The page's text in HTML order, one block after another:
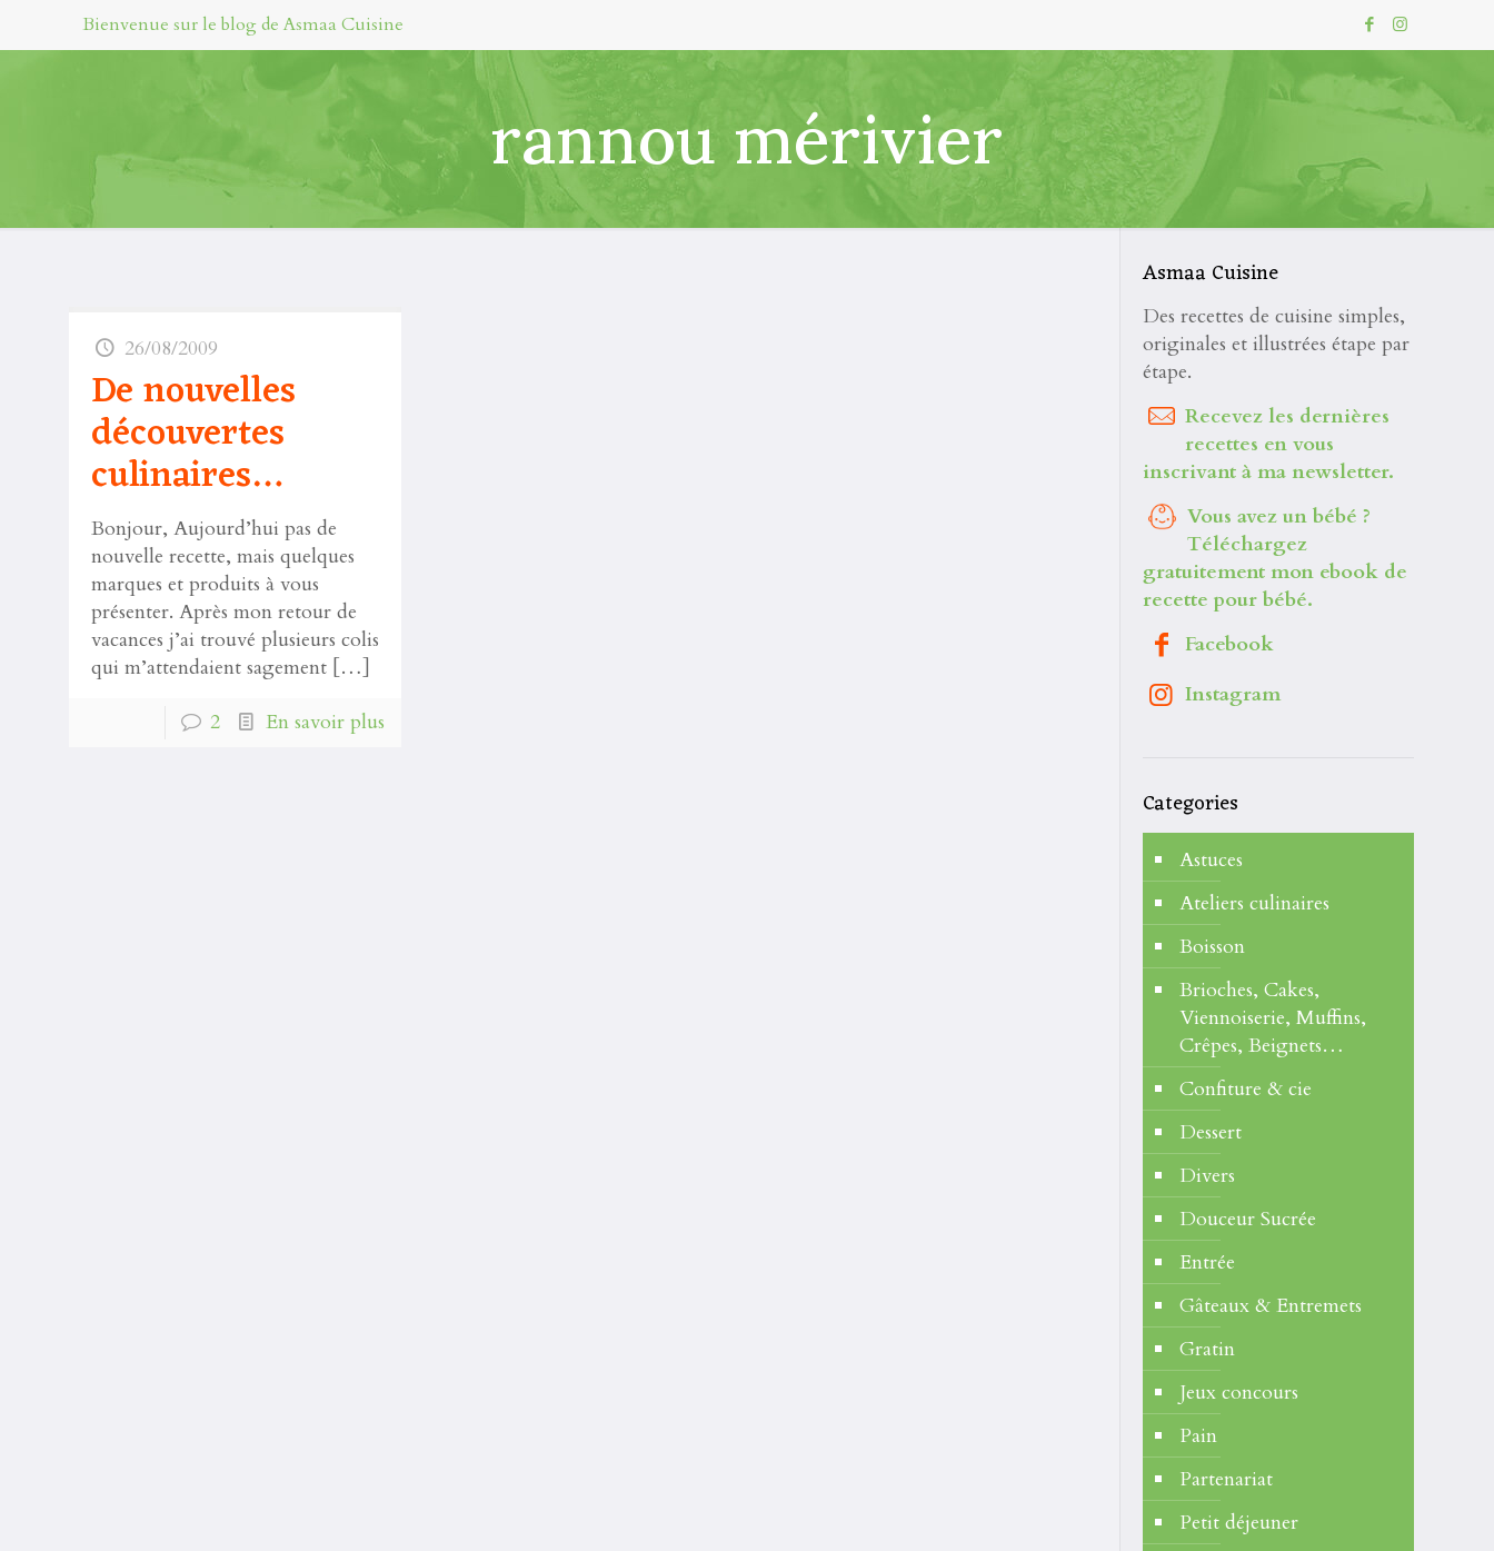
Bienvenue sur le blog de Asmaa Cuisine
rannou mérivier
26/08/2009
De nouvelles
découvertes
culinaires…
Bonjour, Aujourd’hui pas de
nouvelle recette, mais quelques
marques et produits à vous
présenter. Après mon retour de
vacances j’ai trouvé plusieurs colis
qui m’attendaient sagement[…]
2
En savoir plus
Asmaa Cuisine
Des recettes de cuisine simples,
originales et illustrées étape par
étape.
Recevez les dernières
recettes en vous
inscrivant à ma newsletter.
Vous avez un bébé ?
Téléchargez
gratuitement mon ebook de
recette pour bébé.
Facebook
Instagram
Categories
Astuces
Ateliers culinaires
Boisson
Brioches, Cakes,
Viennoiserie, Muffins,
Crêpes, Beignets…
Confiture & cie
Dessert
Divers
Douceur Sucrée
Entrée
Gâteaux & Entremets
Gratin
Jeux concours
Pain
Partenariat
Petit déjeuner